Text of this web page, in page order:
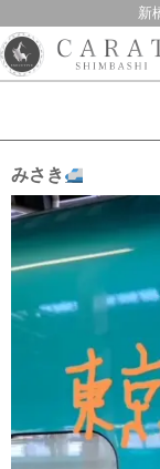
新
みさき